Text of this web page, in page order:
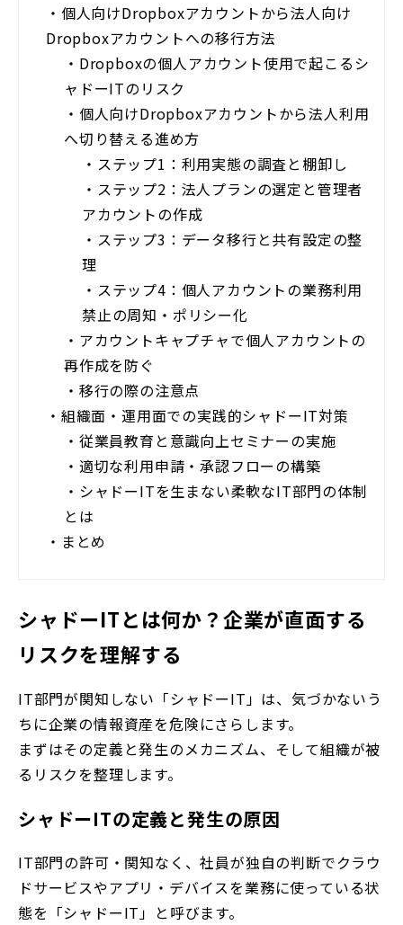
・ 個人向けDropboxアカウントから法人向け
Dropboxアカウントへの移行方法
・ Dropboxの個人アカウント使用で起こるシ
ャドーITのリスク
・ 個人向けDropboxアカウントから法人利用
へ切り替える進め方
・ ステップ1：利用実態の調査と棚卸し
・ ステップ2：法人プランの選定と管理者
アカウントの作成
・ ステップ3：データ移行と共有設定の整
理
・ ステップ4：個人アカウントの業務利用
禁止の周知・ポリシー化
・ アカウントキャプチャで個人アカウントの
再作成を防ぐ
・ 移行の際の注意点
・ 組織面・運用面での実践的シャドーIT対策
・ 従業員教育と意識向上セミナーの実施
・ 適切な利用申請・承認フローの構築
・ シャドーITを生まない柔軟なIT部門の体制
とは
・ まとめ
シャドーITとは何か？企業が直面する
リスクを理解する
IT部門が関知しない「シャドーIT」は、気づかないう
ちに企業の情報資産を危険にさらします。
まずはその定義と発生のメカニズム、そして組織が被
るリスクを整理します。
シャドーITの定義と発生の原因
IT部門の許可・関知なく、社員が独自の判断でクラウ
ドサービスやアプリ・デバイスを業務に使っている状
態を「シャドーIT」と呼びます。